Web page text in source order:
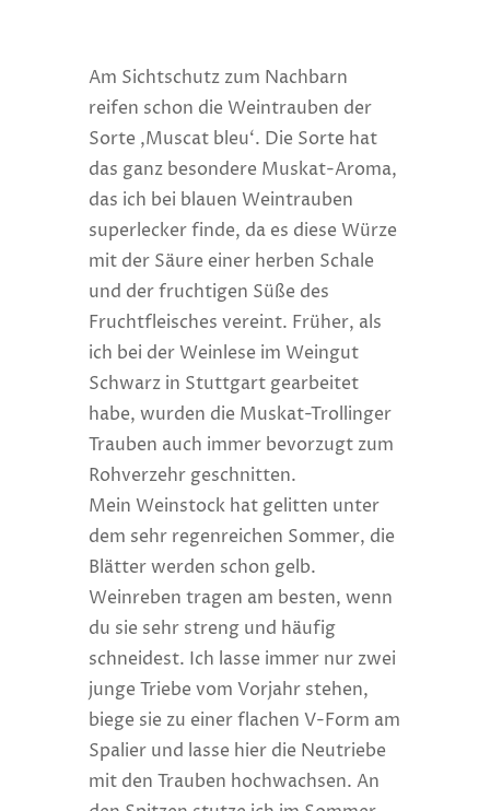
Am Sichtschutz zum Nachbarn
reifen schon die Weintrauben der
Sorte ‚Muscat bleu‘. Die Sorte hat
das ganz besondere Muskat-Aroma,
das ich bei blauen Weintrauben
superlecker finde, da es diese Würze
mit der Säure einer herben Schale
und der fruchtigen Süße des
Fruchtfleisches vereint. Früher, als
ich bei der Weinlese im Weingut
Schwarz in Stuttgart gearbeitet
habe, wurden die Muskat-Trollinger
Trauben auch immer bevorzugt zum
Rohverzehr geschnitten.
Mein Weinstock hat gelitten unter
dem sehr regenreichen Sommer, die
Blätter werden schon gelb.
Weinreben tragen am besten, wenn
du sie sehr streng und häufig
schneidest. Ich lasse immer nur zwei
junge Triebe vom Vorjahr stehen,
biege sie zu einer flachen V-Form am
Spalier und lasse hier die Neutriebe
mit den Trauben hochwachsen. An